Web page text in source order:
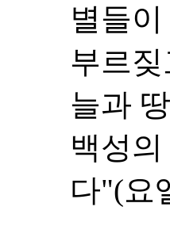
별들
부르
늘과
백성
다"(요